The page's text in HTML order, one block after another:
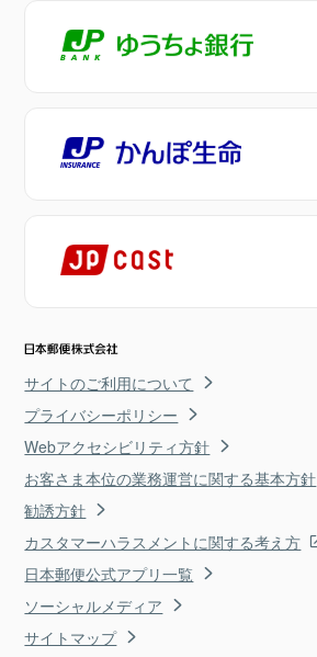
サイトのご利用について
プライバシーポリシー
Webアクセシビリティ方針
お客さま本位の業務運営に関する基本方針
勧誘方針
カスタマーハラスメントに関する考え方
日本郵便公式アプリ一覧
ソーシャルメディア
サイトマップ